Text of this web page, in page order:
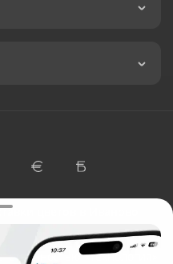
цветов в Иваново
«Технология»